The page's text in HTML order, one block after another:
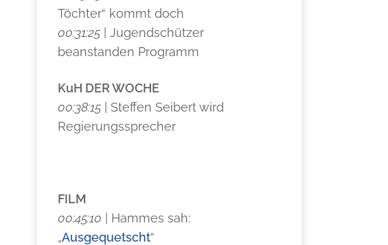
Töchter“ kommt doch
00:31:25| Jugendschützer
beanstanden Programm
KuH DER WOCHE
00:38:15| Steffen Seibert wird
Regierungssprecher
FILM
00:45:10 | Hammes sah:
„Ausgequetscht“